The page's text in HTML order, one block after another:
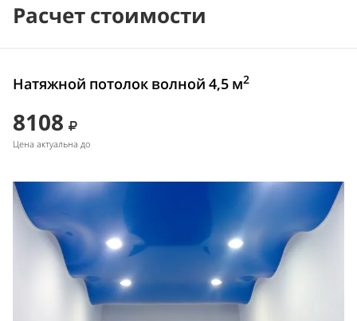
Расчет стоимости
Натяжной потолок волной 4,5 м2
8108
Цена актуальна до